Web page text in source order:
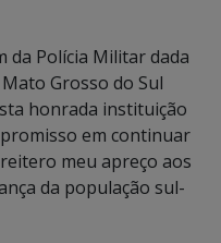
da Polícia Militar dada
Grosso do Sul
honrada instituição
em continuar
meu apreço aos
da população sul-